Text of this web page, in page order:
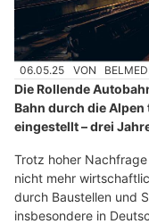
06.05.25 VON
Die Rollende
Bahn durch die
eingestellt – drei
Trotz hoher
nicht mehr
durch Baustellen und
insbesondere in